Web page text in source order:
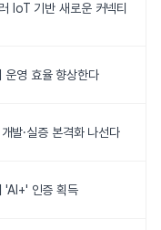
IoT 기반 새로운 커넥티
영 효율 향상한다
발·실증 본격화 나선다
'AI+' 인증 획득